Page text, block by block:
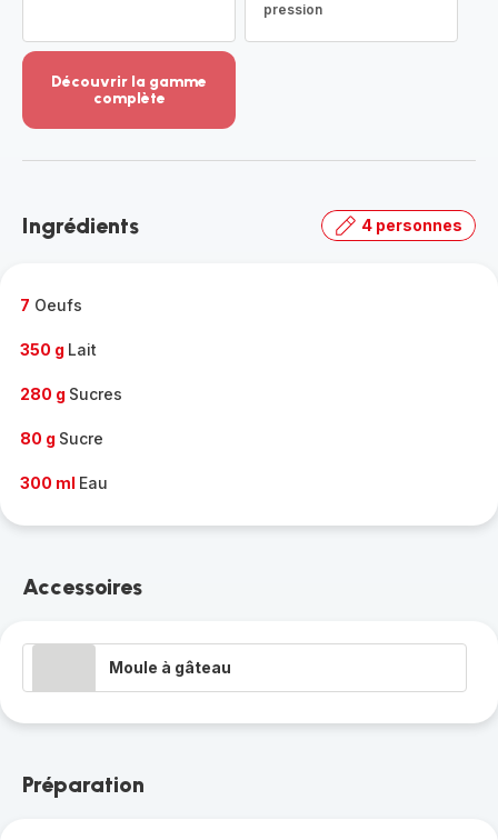
pression
Découvrir la gamme
complète
-
gamme
Ingrédients 4 personnes
7 Oeufs
350 g Lait
280 g Sucres
80 g Sucre
300 ml Eau
Accessoires
Moule à gâteau
Préparation